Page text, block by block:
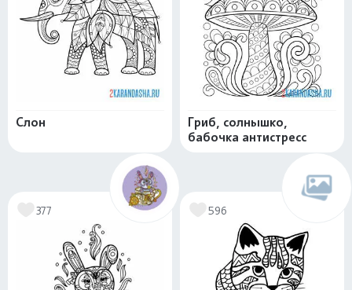
Слон
Гриб, солнышко,
бабочка антистресс
377 596